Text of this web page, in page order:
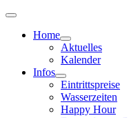
Home
Aktuelles
Kalender
Infos
Eintrittspreise
Wasserzeiten
Happy Hour